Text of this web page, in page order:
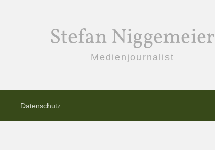
Stefan Niggemeier
Medienjournalist
Datenschutz